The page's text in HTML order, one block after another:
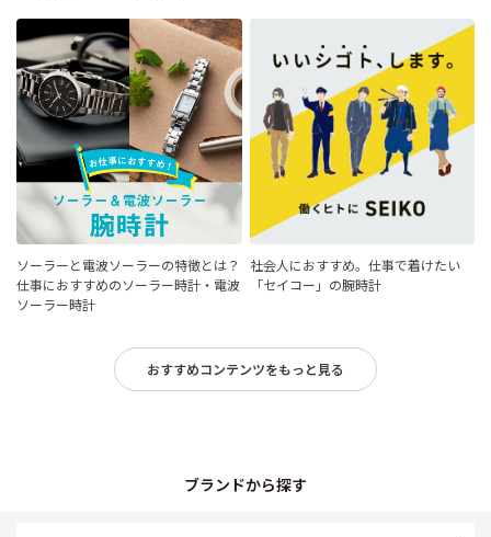
ソーラーと電波ソーラーの特徴とは？
仕事におすすめのソーラー時計・電波
ソーラー時計
社会人におすすめ。仕事で着けたい
「セイコー」の腕時計
おすすめコンテンツをもっと見る
ブランドから探す